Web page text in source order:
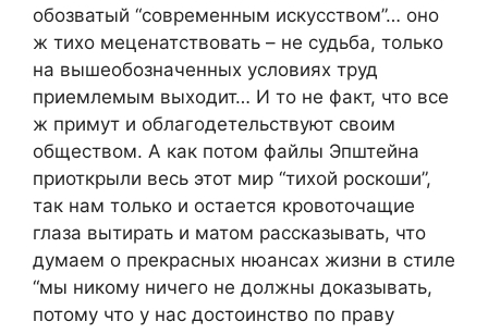
обозватый “современным искусством”… оно
ж тихо меценатствовать – не судьба, только
на вышеобозначенных условиях труд
приемлемым выходит… И то не факт, что все
ж примут и облагодетельствуют своим
обществом. А как потом файлы Эпштейна
приоткрыли весь этот мир “тихой роскоши”,
так нам только и остается кровоточащие
глаза вытирать и матом рассказывать, что
думаем о прекрасных нюансах жизни в стиле
“мы никому ничего не должны доказывать,
потому что у нас достоинство по праву